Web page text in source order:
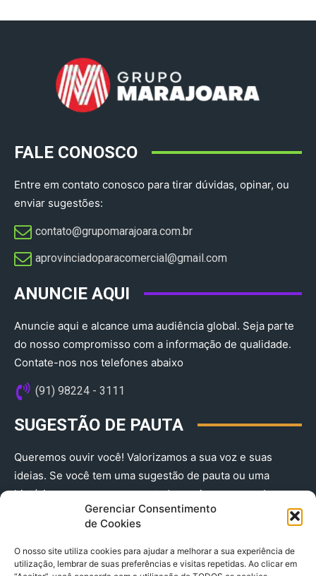
Gerenciar Consentimento
de Cookies
O nosso site utiliza cookies para ajudar a melhorar a sua experiência de
utilização, lembrar de suas preferências e visitas repetidas. Ao clicar em
FALE CONOSCO
Entre em contato conosco para tirar dúvidas, opinar, ou
enviar sugestões:
contato@grupomarajoara.com.br
aprovinciadoparacomercial@gmail.com​
ANUNCIE AQUI
Anuncie aqui e alcance uma audiência global. Seja parte
do nosso compromisso com a informação de qualidade.
Contate-nos nos telefones abaixo
(91) 98224 - 3111
SUGESTÃO DE PAUTA
Queremos ouvir você! Valorizamos a sua voz e suas
ideias. Se você tem uma sugestão de pauta ou uma
história que merece ser contada, envie-nos agora!
(91) 98224 - 3111